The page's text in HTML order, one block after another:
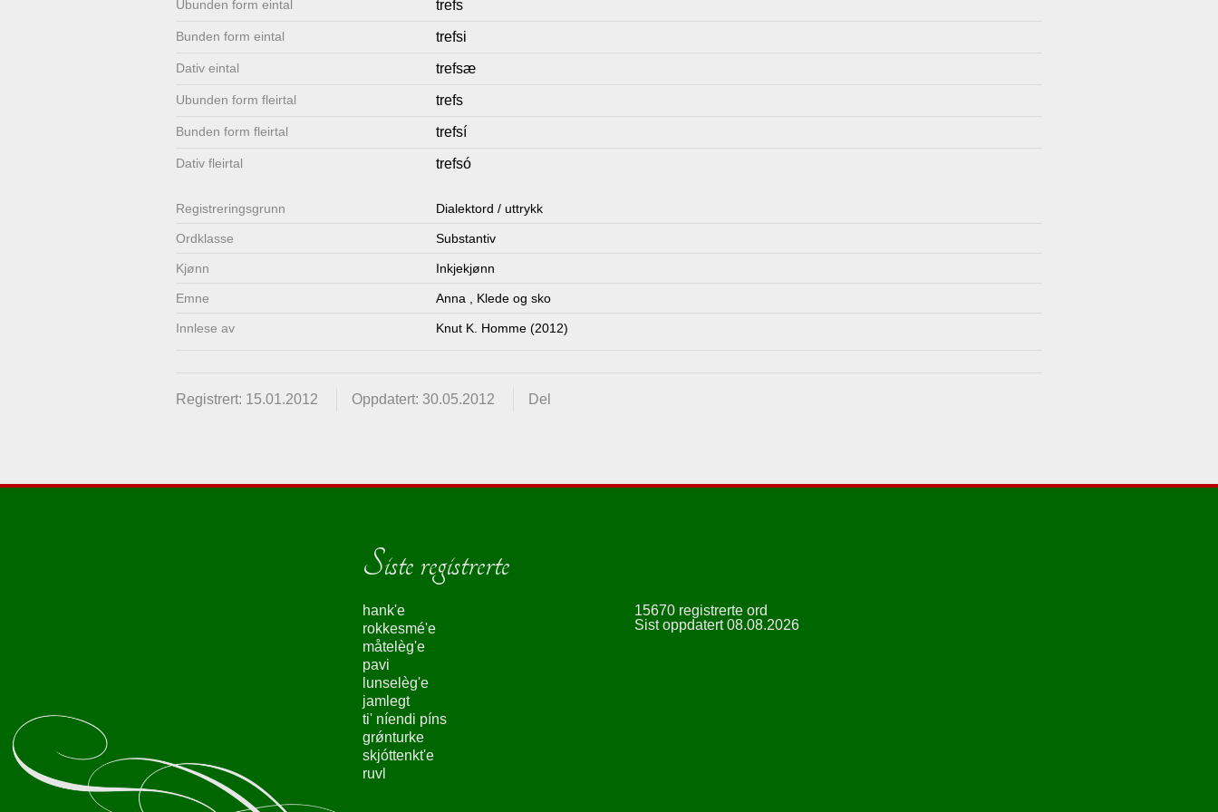
Ubunden form eintal trefs
Bunden form eintal trefsi
Dativ eintal trefsæ
Ubunden form fleirtal trefs
Bunden form fleirtal trefsí
Dativ fleirtal trefsó
Registrerings­grunn Dialektord / uttrykk
Ordklasse Substantiv
Kjønn Inkjekjønn
Emne Anna Klede og sko
Innlese av Knut K. Homme (2012)
Registrert: 15.01.2012 Oppdatert: 30.05.2012 Del
Siste registrerte
hank'e
rokkesmé'e
måtelèg'e
pavi
lunselèg'e
jamlegt
ti' níendi píns
grǿnturke
skjóttenkt'e
ruvl
15670 registrerte ord
Sist oppdatert 08.08.2026